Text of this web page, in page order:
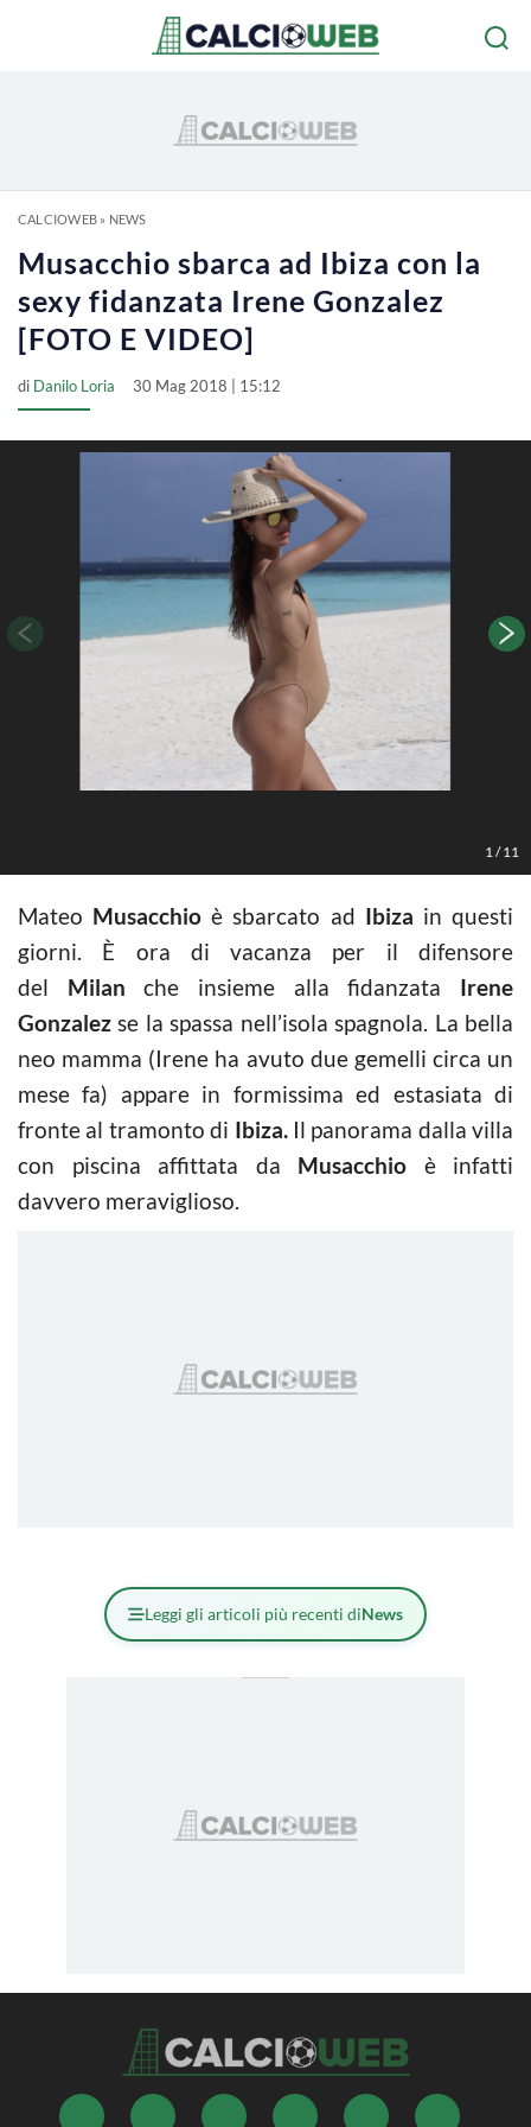
CALCIOWEB» NEWS
Musacchio sbarca ad Ibiza con la
sexy fidanzata Irene Gonzalez
[FOTO E VIDEO]
di Danilo Loria 30 Mag 2018 | 15:12
1 /11
Mateo Musacchio è sbarcato ad Ibiza in questi
giorni. È ora di vacanza per il difensore
del Milan che insieme alla fidanzata Irene
Gonzalez se la spassa nell’isola spagnola. La bella
neo mamma (Irene ha avuto due gemelli circa un
mese fa) appare in formissima ed estasiata di
fronte al tramonto di Ibiza.Il panorama dalla villa
con piscina affittata da Musacchio è infatti
davvero meraviglioso.
Leggi gli articoli più recenti diNews